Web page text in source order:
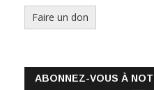
Faire un don
ABONNEZ-VOUS À